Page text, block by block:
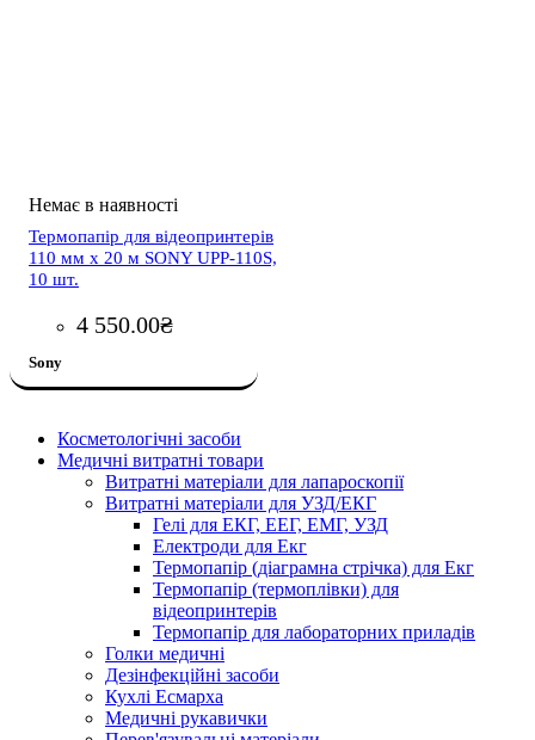
Термопапір для відеопринтерів
110 мм x 20 м SONY UPP-110S,
10 шт.
4 550.00₴
Sony
Косметологічні засоби
Медичні витратні товари
Витратні матеріали для лапароскопії
Витратні матеріали для УЗД/ЕКГ
Гелі для ЕКГ, ЕЕГ, ЕМГ, УЗД
Електроди для Екг
Термопапір (діаграмна стрічка) для Екг
Термопапір (термоплівки) для
відеопринтерів
Термопапір для лабораторних приладів
Голки медичні
Дезінфекційні засоби
Кухлі Есмарха
Медичні рукавички